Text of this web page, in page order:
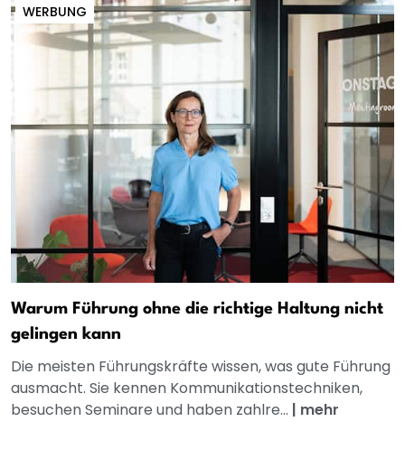
WERBUNG
Warum Führung ohne die richtige Haltung nicht
gelingen kann
Die meisten Führungskräfte wissen, was gute Führung
ausmacht. Sie kennen Kommunikationstechniken,
besuchen Seminare und haben zahlre... | mehr